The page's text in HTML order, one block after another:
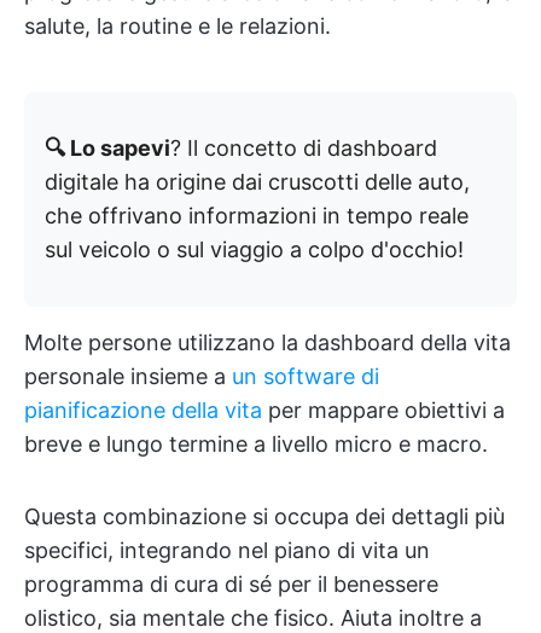
salute, la routine e le relazioni.
🔍 Lo sapevi? Il concetto di dashboard
digitale ha origine dai cruscotti delle auto,
che offrivano informazioni in tempo reale
sul veicolo o sul viaggio a colpo d'occhio!
Molte persone utilizzano la dashboard della vita
personale insieme a un software di
pianificazione della vita per mappare obiettivi a
breve e lungo termine a livello micro e macro.
Questa combinazione si occupa dei dettagli più
specifici, integrando nel piano di vita un
programma di cura di sé per il benessere
olistico, sia mentale che fisico. Aiuta inoltre a